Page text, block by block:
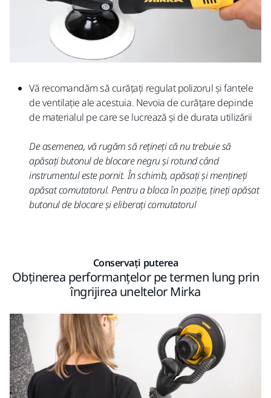
Vă recomandăm să curățați regulat polizorul și fantele
de ventilație ale acestuia. Nevoia de curățare depinde
de materialul pe care se lucrează și de durata utilizării
De asemenea, vă rugăm să rețineți că nu trebuie să
apăsați butonul de blocare negru și rotund când
instrumentul este pornit. În schimb, apăsați și mențineți
apăsat comutatorul.Pentru a bloca în poziție, țineți apăsat
butonul de blocare și eliberați comutatorul
Conservați puterea
Obținerea performanțelor pe termen lung prin
îngrijirea uneltelor Mirka